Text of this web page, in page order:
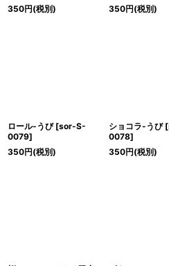
350円(税別)
350円(税別)
ロール-うび [sor-S-
0079]
350円(税別)
ショコラ-うび [
0078]
350円(税別)